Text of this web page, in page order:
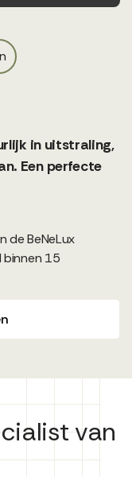
in uitstraling,
Een perfecte
de BeNeLux
binnen 15
van